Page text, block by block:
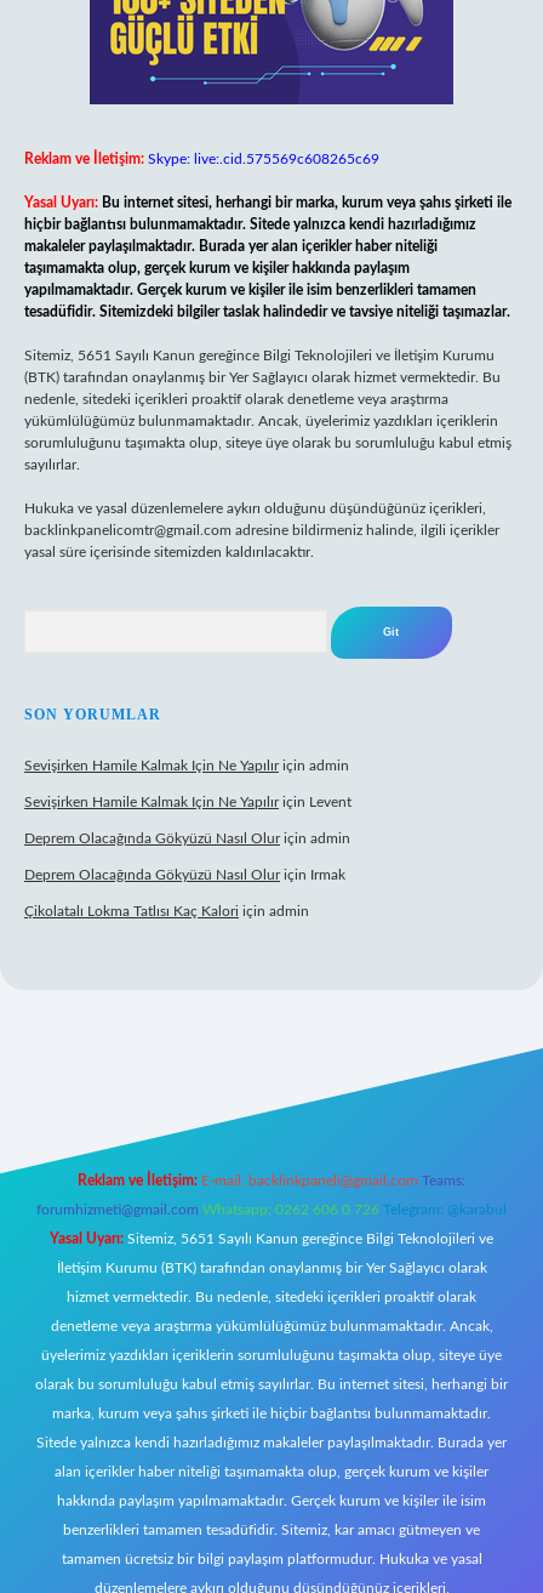
Reklam ve İletişim: Skype: live:.cid.575569c608265c69
Yasal Uyarı: Bu internet sitesi, herhangi bir marka, kurum veya şahıs şirketi ile
hiçbir bağlantısı bulunmamaktadır. Sitede yalnızca kendi hazırladığımız
makaleler paylaşılmaktadır. Burada yer alan içerikler haber niteliği
taşımamakta olup, gerçek kurum ve kişiler hakkında paylaşım
yapılmamaktadır. Gerçek kurum ve kişiler ile isim benzerlikleri tamamen
tesadüfidir. Sitemizdeki bilgiler taslak halindedir ve tavsiye niteliği taşımazlar.
Sitemiz, 5651 Sayılı Kanun gereğince Bilgi Teknolojileri ve İletişim Kurumu
(BTK) tarafından onaylanmış bir Yer Sağlayıcı olarak hizmet vermektedir. Bu
nedenle, sitedeki içerikleri proaktif olarak denetleme veya araştırma
yükümlülüğümüz bulunmamaktadır. Ancak, üyelerimiz yazdıkları içeriklerin
sorumluluğunu taşımakta olup, siteye üye olarak bu sorumluluğu kabul etmiş
sayılırlar.
Hukuka ve yasal düzenlemelere aykırı olduğunu düşündüğünüz içerikleri,
backlinkpanelicomtr@gmail.com adresine bildirmeniz halinde, ilgili içerikler
yasal süre içerisinde sitemizden kaldırılacaktır.
SON YORUMLAR
Sevişirken Hamile Kalmak Için Ne Yapılıriçin admin
Sevişirken Hamile Kalmak Için Ne Yapılıriçin Levent
Deprem Olacağında Gökyüzü Nasıl Oluriçin admin
Deprem Olacağında Gökyüzü Nasıl Oluriçin Irmak
Çikolatalı Lokma Tatlısı Kaç Kalori için admin
Reklam ve İletişim: E-mail: backlinkpaneli@gmail.com Teams:
forumhizmeti@gmail.com Whatsapp: 0262 606 0 726 Telegram: @karabul
Yasal Uyarı: Sitemiz, 5651 Sayılı Kanun gereğince Bilgi Teknolojileri ve
İletişim Kurumu (BTK) tarafından onaylanmış bir Yer Sağlayıcı olarak
hizmet vermektedir. Bu nedenle, sitedeki içerikleri proaktif olarak
denetleme veya araştırma yükümlülüğümüz bulunmamaktadır. Ancak,
üyelerimiz yazdıkları içeriklerin sorumluluğunu taşımakta olup, siteye üye
olarak bu sorumluluğu kabul etmiş sayılırlar. Bu internet sitesi, herhangi bir
marka, kurum veya şahıs şirketi ile hiçbir bağlantısı bulunmamaktadır.
Sitede yalnızca kendi hazırladığımız makaleler paylaşılmaktadır. Burada yer
alan içerikler haber niteliği taşımamakta olup, gerçek kurum ve kişiler
hakkında paylaşım yapılmamaktadır. Gerçek kurum ve kişiler ile isim
benzerlikleri tamamen tesadüfidir. Sitemiz, kar amacı gütmeyen ve
tamamen ücretsiz bir bilgi paylaşım platformudur. Hukuka ve yasal
düzenlemelere aykırı olduğunu düşündüğünüz içerikleri,